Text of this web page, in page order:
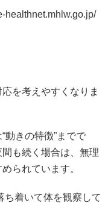
healthnet.mhlw.go.jp/
を考えやすくなりま
動きの特徴”までで
も続く場合は、無理
られています。
ち着いて体を観察して